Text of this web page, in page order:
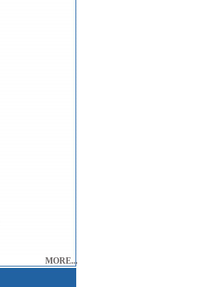
MORE...